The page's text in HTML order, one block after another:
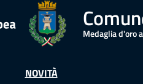
Medaglia d'oro
NOVITÀ